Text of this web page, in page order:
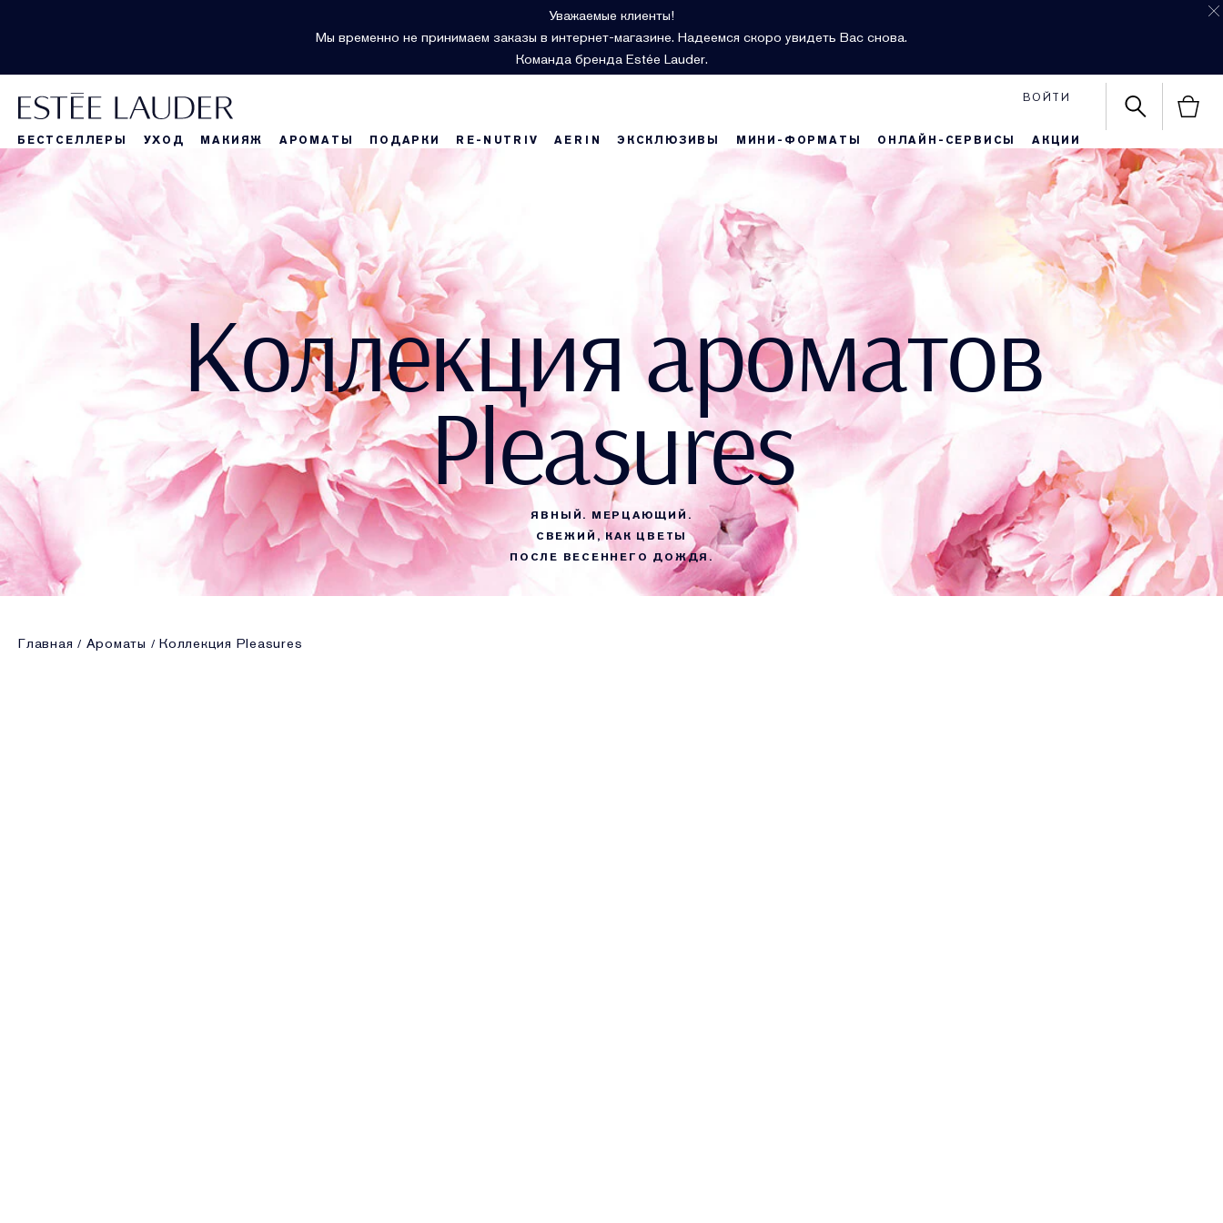
Уважаемые клиенты!
Мы временно не принимаем заказы в интернет-магазине. Надеемся скоро увидеть Вас снова.
Команда бренда Estée Lauder.
ВОЙТИ
БЕСТСЕЛЛЕРЫ УХОД МАКИЯЖ АРОМАТЫ ПОДАРКИ RE-NUTRIV AERIN ЭКСКЛЮЗИВЫ МИНИ-ФОРМАТЫ ОНЛАЙН-СЕРВИСЫ АКЦИИ
Коллекция ароматов
Pleasures
ЯВНЫЙ. МЕРЦАЮЩИЙ.
СВЕЖИЙ, КАК ЦВЕТЫ
ПОСЛЕ ВЕСЕННЕГО ДОЖДЯ.
Главная Ароматы Коллекция Pleasures